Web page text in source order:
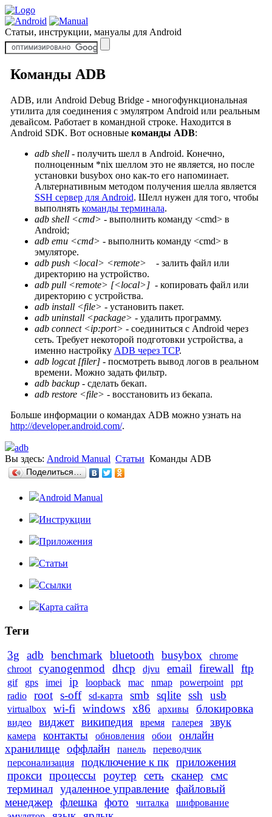
Статьи, инструкции, мануалы для Android
Команды ADB
ADB, или Android Debug Bridge - многофункциональная
утилита для соединения с эмулятром Android или реальным
девайсом. Работает в командной строке. Находится в
Android SDK. Вот основные команды ADB:
adb shell- получить шелл в Android. Конечно,
полноценным *nix шеллом это не является, но после
установки busybox оно как-то его напоминает.
Альтернативным методом получения шелла является
SSH сервер для Android. Шелл нужен для того, чтобы
выполнять команды терминала.
adb shell <cmd> - выполнить команду <cmd> в
Android;
adb emu <cmd> - выполнить команду <cmd> в
эмуляторе.
adb push <local> <remote> - залить файл или
директорию на устройство.
adb pull <remote> [<local>]- копировать файл или
директорию с устройства.
adb install <file> - установить пакет.
adb uninstall <package> - удалить программу.
adb connect <ip:port> - соединиться с Android через
сеть. Требует некоторой подготовки устройства, а
именно настройку ADB через TCP.
adb logcat [filer]- посмотреть вывод логов в реальном
времени. Можно задать фильтр.
adb backup- сделать бекап.
adb restore <file> - восстановить из бекапа.
Больше информации о командах ADB можно узнать на
http://developer.android.com/.
adb
Вы здесь: Android Manual Статьи Команды ADB
Поделиться…
Android Manual
Инструкции
Приложения
Статьи
Ссылки
Карта сайта
Теги
3g
adb benchmark bluetooth busybox
chrome
chroot
cyanogenmod dhcp djvu email firewall ftp
gif gps imei ip loopback mac nmap powerpoint
ppt
radio
root s-off sd-карта smb sqlite ssh usb
virtualbox wi-fi windows x86 архивы блокировка
видео виджет википедия время галерея звук
камера контакты обновления обои
онлайн
хранилище оффлайн панель
переводчик
персонализация
подключение к пк приложения
прокси процессы роутер сеть сканер
смс
терминал удаленное управление файловый
менеджер
флешка фото читалка
шифрование